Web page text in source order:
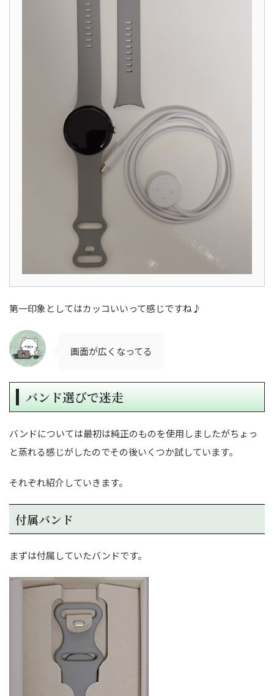
第一印象としてはカッコいいって感じですね♪
画面が広くなってる
バンド選びで迷走
バンドについては最初は純正のものを使用しましたがちょっ
と蒸れる感じがしたのでその後いくつか試しています。
それぞれ紹介していきます。
付属バンド
まずは付属していたバンドです。